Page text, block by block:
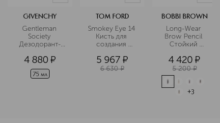
GIVENCHY
Gentleman
Society
Дезодорант-
4 880 ¤
75 мл
TOM FORD
Smokey Eye 14
Кисть для
создания
5 967 ¤
6 630 ¤
BOBBI BROWN
Long-Wear
Brow Pencil
Стойкий
бровей
4 420 ¤
5 200 ¤
+3